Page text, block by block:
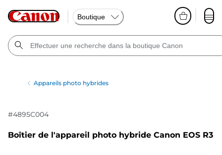
Boutique
Appareils photo hybrides
#4895C004
Boîtier de l'appareil photo hybride Canon EOS R3